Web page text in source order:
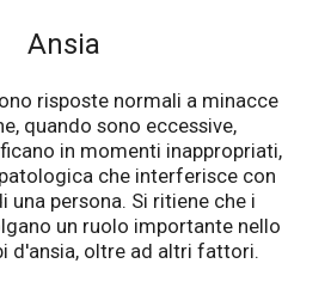
Ansia
risposte normali a minacce
quando sono eccessive,
in momenti inappropriati,
che interferisce con
una persona. Si ritiene che i
un ruolo importante nello
d'ansia, oltre ad altri fattori.